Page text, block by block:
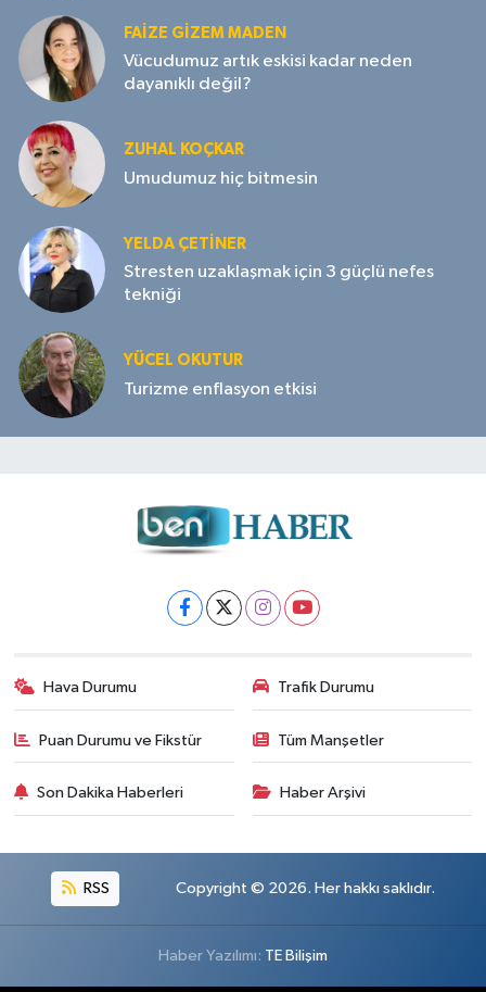
FAIZE GIZEM MADEN
Vücudumuz artık eskisi kadar neden
dayanıklı değil?
ZUHAL KOÇKAR
Umudumuz hiç bitmesin
YELDA ÇETİNER
Stresten uzaklaşmak için 3 güçlü nefes
tekniği
YÜCEL OKUTUR
Turizme enflasyon etkisi
Hava Durumu Trafik Durumu
Puan Durumu ve Fikstür Tüm Manşetler
Son Dakika Haberleri Haber Arşivi
RSS Copyright © 2026. Her hakkı saklıdır.
Haber Yazılımı: TE Bilişim